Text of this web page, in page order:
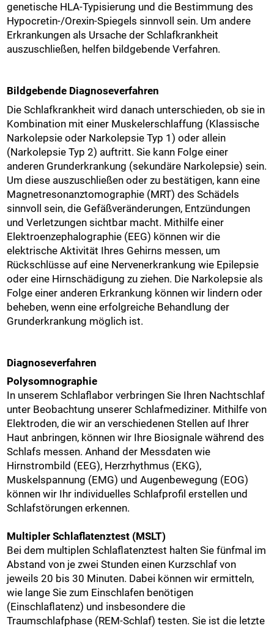
genetische HLA-Typisierung und die Bestimmung des
Hypocretin-/Orexin-Spiegels sinnvoll sein. Um andere
Erkrankungen als Ursache der Schlafkrankheit
auszuschließen, helfen bildgebende Verfahren.
Bildgebende Diagnoseverfahren
Die Schlafkrankheit wird danach unterschieden, ob sie in
Kombination mit einer Muskelerschlaffung (Klassische
Narkolepsie oder Narkolepsie Typ 1) oder allein
(Narkolepsie Typ 2) auftritt. Sie kann Folge einer
anderen Grunderkrankung (sekundäre Narkolepsie) sein.
Um diese auszuschließen oder zu bestätigen, kann eine
Magnetresonanztomographie (MRT) des Schädels
sinnvoll sein, die Gefäßveränderungen, Entzündungen
und Verletzungen sichtbar macht. Mithilfe einer
Elektroenzephalographie (EEG) können wir die
elektrische Aktivität Ihres Gehirns messen, um
Rückschlüsse auf eine Nervenerkrankung wie Epilepsie
oder eine Hirnschädigung zu ziehen. Die Narkolepsie als
Folge einer anderen Erkrankung können wir lindern oder
beheben, wenn eine erfolgreiche Behandlung der
Grunderkrankung möglich ist.
Diagnoseverfahren
Polysomnographie
In unserem Schlaflabor verbringen Sie Ihren Nachtschlaf
unter Beobachtung unserer Schlafmediziner. Mithilfe von
Elektroden, die wir an verschiedenen Stellen auf Ihrer
Haut anbringen, können wir Ihre Biosignale während des
Schlafs messen. Anhand der Messdaten wie
Hirnstrombild (EEG), Herzrhythmus (EKG),
Muskelspannung (EMG) und Augenbewegung (EOG)
können wir Ihr individuelles Schlafprofil erstellen und
Schlafstörungen erkennen.
Multipler Schlaflatenztest (MSLT)
Bei dem multiplen Schlaflatenztest halten Sie fünfmal im
Abstand von je zwei Stunden einen Kurzschlaf von
jeweils 20 bis 30 Minuten. Dabei können wir ermitteln,
wie lange Sie zum Einschlafen benötigen
(Einschlaflatenz) und insbesondere die
Traumschlafphase (REM-Schlaf) testen. Sie ist die letzte